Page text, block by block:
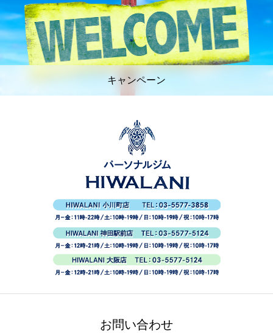
キャンペーン
お問い合わせ